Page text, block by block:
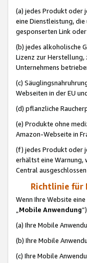
(a) jedes Produkt oder
eine Dienstleistung,
gesponserten Link
(b) jedes alkoholische
Lizenz zur Herstellung,
Unternehmens
(c)
Webseiten in der EU
(d) pflanzliche
(e) Produkte ohne
Amazon-Webseite in
(f) jedes Produkt oder
erhältst eine Warnung,
Central
Richtlinie für
Wenn Ihre Website
„Mobile Anwendung
(a) Ihre Mobile
(b) Ihre Mobile
(c) Ihre Mobile